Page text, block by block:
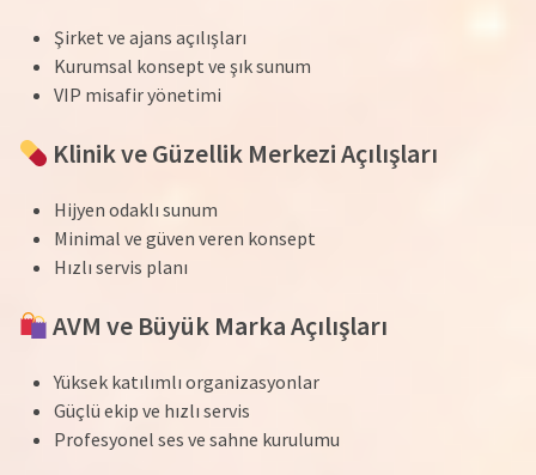
Şirket ve ajans açılışları
Kurumsal konsept ve şık sunum
VIP misafir yönetimi
Klinik ve Güzellik Merkezi Açılışları
Hijyen odaklı sunum
Minimal ve güven veren konsept
Hızlı servis planı
AVM ve Büyük Marka Açılışları
Yüksek katılımlı organizasyonlar
Güçlü ekip ve hızlı servis
Profesyonel ses ve sahne kurulumu